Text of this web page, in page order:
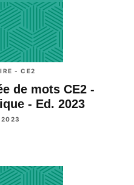
- CE2
de mots CE2 -
- Ed. 2023